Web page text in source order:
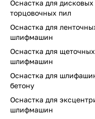
Оснастка для дисковых
торцовочных пил
Оснастка для
шлифмашин
Оснастка для щеточных
шлифмашин
Оснастка для
бетону
Оснастка для
шлифмашин